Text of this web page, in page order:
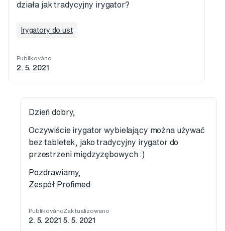
działa jak tradycyjny irygator?
Irygatory do ust
Publikováno
2. 5. 2021
Dzień dobry,
Oczywiście irygator wybielający można używać
bez tabletek, jako tradycyjny irygator do
przestrzeni międzyzębowych :)
Pozdrawiamy,
Zespół Profimed
Publikováno
2. 5. 2021
Zaktualizowano
5. 5. 2021